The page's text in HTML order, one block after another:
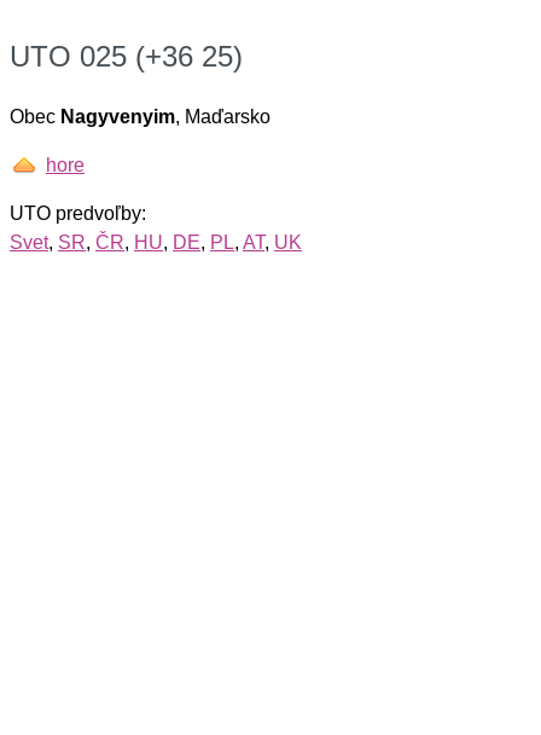
UTO 025 (+36 25)
Obec Nagyvenyim, Maďarsko
hore
UTO predvoľby:
Svet, SR, ČR, HU, DE, PL, AT, UK